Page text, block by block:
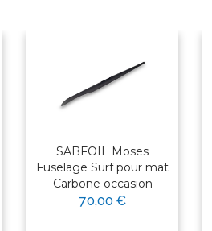
SABFOIL Moses
Fuselage Surf pour mat
Carbone occasion
70,00 €